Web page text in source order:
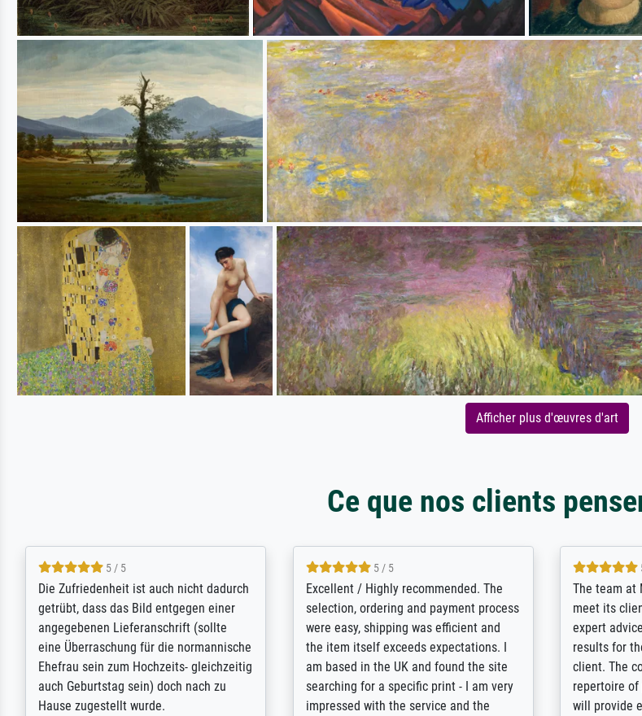
Afficher plus d'œuvres d'art
Ce que nos clients
5 / 5
Die Zufriedenheit ist auch nicht dadurch
getrübt, dass das Bild entgegen einer
angegebenen Lieferanschrift (sollte
eine Überraschung für die normannische
Ehefrau sein zum Hochzeits- gleichzeitig
auch Geburtstag sein) doch nach zu
Hause zugestellt wurde.
5 / 5
Excellent / Highly recommended. The
selection, ordering and payment process
were easy, shipping was efficient and
the item itself exceeds expectations. I
am based in the UK and found the site
searching for a specific print - I am very
impressed with the service and the
The team at
meet its
expert
results for
client. The
repertoire of
will provide